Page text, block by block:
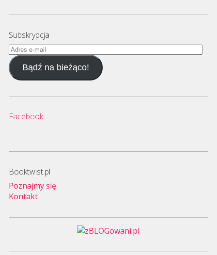
Subskrypcja
Adres
e-
mailBądź na bieżąco!
Facebook
Booktwist.pl
Poznajmy się
Kontakt